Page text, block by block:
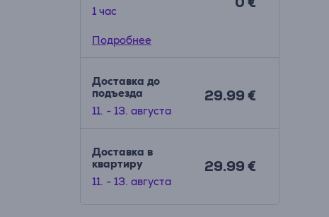
1 час
Подробнее
Доставка до
подъезда
11. - 13. августа
29.99 €
Доставка в
квартиру
11. - 13. августа
29.99 €